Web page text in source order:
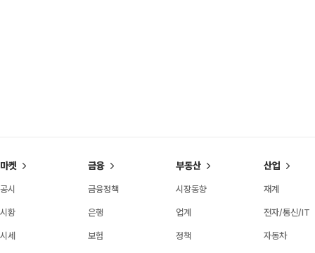
마켓
공시
시황
시세
금융
금융정책
은행
보험
부동산
시장동향
업계
정책
산업
재계
전자/통신/IT
자동차